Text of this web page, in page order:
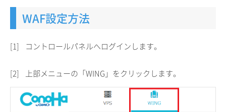
WAF設定方法
[1] コントロールパネルへログインします。
[2] 上部メニューの「WING」をクリックします。